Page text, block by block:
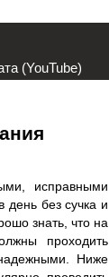
(YouTube)
исправными
день без сучка и
знать, что на
проходить
надежными. Ниже